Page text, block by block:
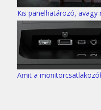
Kis panelhatározó,
Amit a